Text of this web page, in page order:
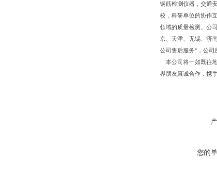
钢筋检测仪器，交通
校，科研单位的协作
领域的质量检测。公
京、天津、无锡、济
公司售后服务*，公司
本公司将一如既往
界朋友真诚合作，携
您的